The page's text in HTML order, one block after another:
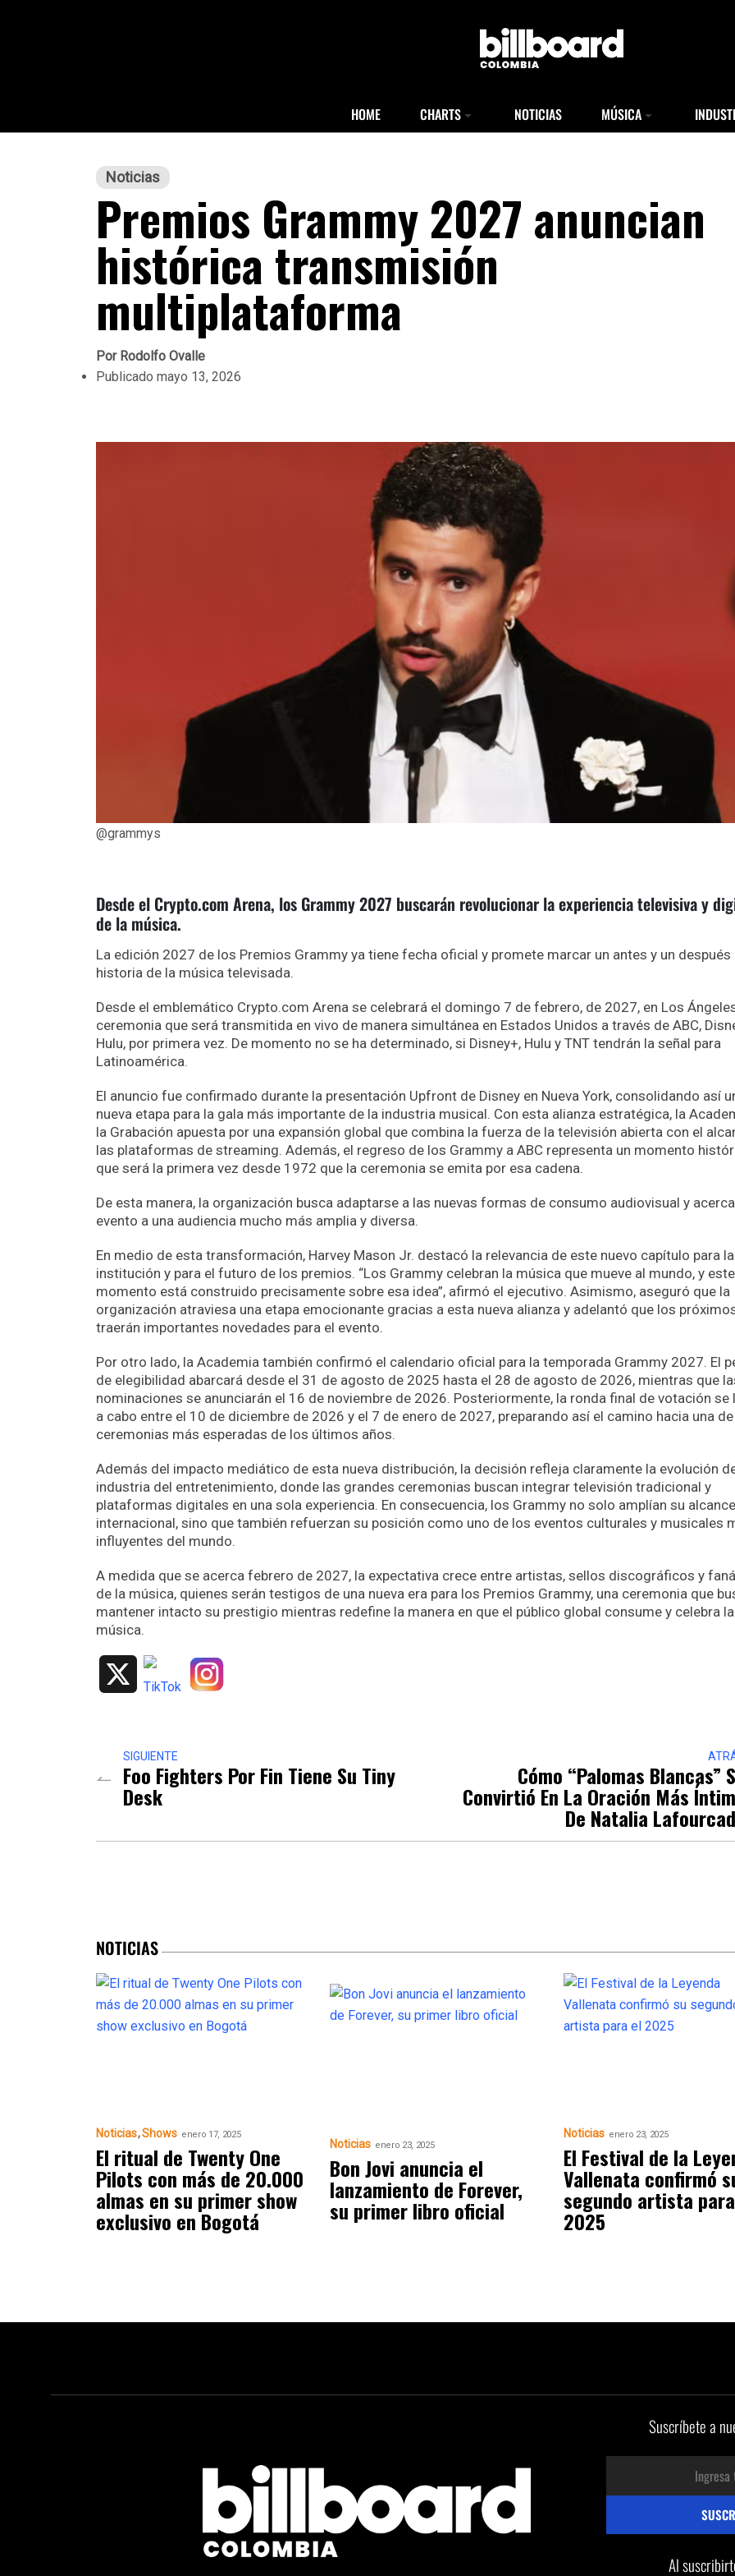
HOME CHARTS NOTICIAS MÚSICA
Noticias
Premios Grammy 2027 anuncian
histórica transmisión
multiplataforma
PorRodolfo Ovalle
Publicado mayo 13, 2026
@grammys
Desde el Crypto.com Arena, los Grammy 2027 buscarán revolucionar la experiencia televisiva y
de la música.
La edición 2027 de los Premios Grammy ya tiene fecha oficial y promete marcar un antes y un después
historia de la música televisada.
Desde el emblemático Crypto.com Arena se celebrará el domingo 7 de febrero, de 2027, en Los
ceremonia que será transmitida en vivo de manera simultánea en Estados Unidos a través de ABC,
Hulu, por primera vez. De momento no se ha determinado, si Disney+, Hulu y TNT tendrán la señal para
Latinoamérica.
El anuncio fue confirmado durante la presentación Upfront de Disney en Nueva York, consolidando así
nueva etapa para la gala más importante de la industria musical. Con esta alianza estratégica, la
la Grabación apuesta por una expansión global que combina la fuerza de la televisión abierta con el
las plataformas de streaming. Además, el regreso de los Grammy a ABC representa un momento
que será la primera vez desde 1972 que la ceremonia se emita por esa cadena.
De esta manera, la organización busca adaptarse a las nuevas formas de consumo audiovisual y
evento a una audiencia mucho más amplia y diversa.
En medio de esta transformación, Harvey Mason Jr. destacó la relevancia de este nuevo capítulo para la
institución y para el futuro de los premios. “Los Grammy celebran la música que mueve al mundo, y este
momento está construido precisamente sobre esa idea”, afirmó el ejecutivo. Asimismo, aseguró que la
organización atraviesa una etapa emocionante gracias a esta nueva alianza y adelantó que los
traerán importantes novedades para el evento.
Por otro lado, la Academia también confirmó el calendario oficial para la temporada Grammy 2027. El
de elegibilidad abarcará desde el 31 de agosto de 2025 hasta el 28 de agosto de 2026, mientras que
nominaciones se anunciarán el 16 de noviembre de 2026. Posteriormente, la ronda final de votación se
a cabo entre el 10 de diciembre de 2026 y el 7 de enero de 2027, preparando así el camino hacia una
ceremonias más esperadas de los últimos años.
Además del impacto mediático de esta nueva distribución, la decisión refleja claramente la evolución
industria del entretenimiento, donde las grandes ceremonias buscan integrar televisión tradicional y
plataformas digitales en una sola experiencia. En consecuencia, los Grammy no solo amplían su alcance
internacional, sino que también refuerzan su posición como uno de los eventos culturales y musicales
influyentes del mundo.
A medida que se acerca febrero de 2027, la expectativa crece entre artistas, sellos discográficos y
de la música, quienes serán testigos de una nueva era para los Premios Grammy, una ceremonia que
mantener intacto su prestigio mientras redefine la manera en que el público global consume y celebra la
música.
X
SIGUIENTE
Foo Fighters Por Fin Tiene Su Tiny
Desk
Cómo “Palomas Blancas”
Convirtió En La Oración Más
De Natalia
NOTICIAS
Noticias Shows enero 17, 2025
El ritual de Twenty One
Pilots con más de 20.000
almas en su primer show
exclusivo en Bogotá
Noticias enero 23, 2025
Bon Jovi anuncia el
lanzamiento de Forever,
su primer libro oficial
Noticias enero 23, 2025
El Festival de la
Vallenata confirmó
segundo artista
2025
Suscríbete a
Al